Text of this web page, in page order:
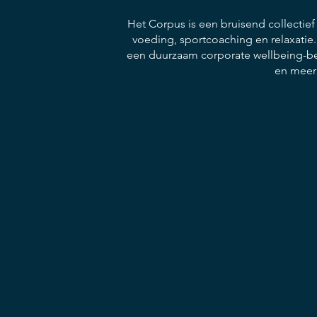
Het Corpus is een bruisend
voeding, sportcoaching en
een duurzaam corporate wellbeing-
en